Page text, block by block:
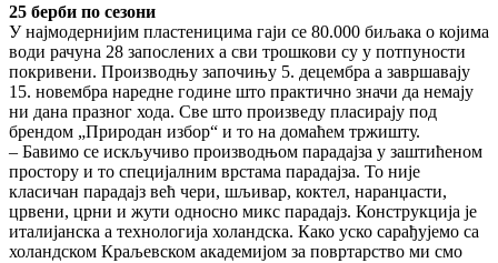
25 берби по сезони
У најмодернијим пластеницима гаји се 80.000 биљака о којима
води рачуна 28 запослених а сви трошкови су у потпуности
покривени. Производњу започињу 5. децембра а завршавају
15. новембра наредне године што практично значи да немају
ни дана празног хода. Све што произведу пласирају под
брендом „Природан избор“ и то на домаћем тржишту.
– Бавимо се искључиво производњом парадајза у заштићеном
простору и то специјалним врстама парадајза. То није
класичан парадајз већ чери, шљивар, коктел, наранџасти,
црвени, црни и жути односно микс парадајз. Конструкција је
италијанска а технологија холандска. Како уско сарађујемо са
холандском Краљевском академијом за повртарство ми смо